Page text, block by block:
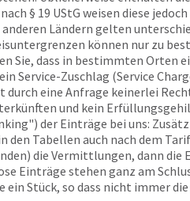
§ 19 UStG weisen diese
Ländern gelten
können nur zu
Sie, dass in bestimmten Orten
Service-Zuschlag (Service
durch eine Anfrage keinerlei
und kein
der Einträge bei uns:
den Tabellen auch nach dem
die Vermittlungen, dann
Einträge stehen ganz am
ein Stück, so dass nicht immer